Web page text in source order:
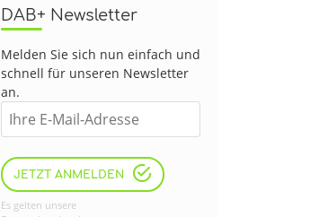
DAB+ Newsletter
Melden Sie sich nun einfach und
schnell für unseren Newsletter
an.
JETZT ANMELDEN
Es gelten unsere